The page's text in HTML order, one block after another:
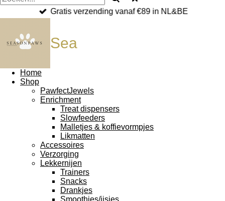
Gratis verzending vanaf €89 in NL&BE
Sea
Home
Shop
PawfectJewels
Enrichment
Treat dispensers
Slowfeeders
Malletjes & koffievormpjes
Likmatten
Accessoires
Verzorging
Lekkernijen
Trainers
Snacks
Drankjes
Smoothies/ijsjes